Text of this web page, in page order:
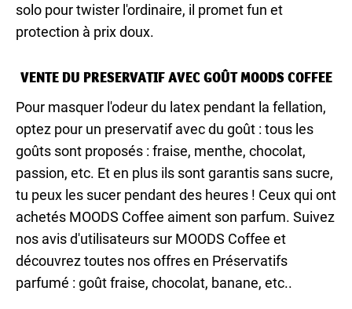
solo pour twister l'ordinaire, il promet fun et
protection à prix doux.
VENTE DU PRESERVATIF AVEC GOÛT MOODS COFFEE
Pour masquer l'odeur du latex pendant la fellation,
optez pour un preservatif avec du goût : tous les
goûts sont proposés : fraise, menthe, chocolat,
passion, etc. Et en plus ils sont garantis sans sucre,
tu peux les sucer pendant des heures ! Ceux qui ont
achetés MOODS Coffee aiment son parfum. Suivez
nos avis d'utilisateurs sur MOODS Coffee et
découvrez toutes nos offres en Préservatifs
parfumé : goût fraise, chocolat, banane, etc..